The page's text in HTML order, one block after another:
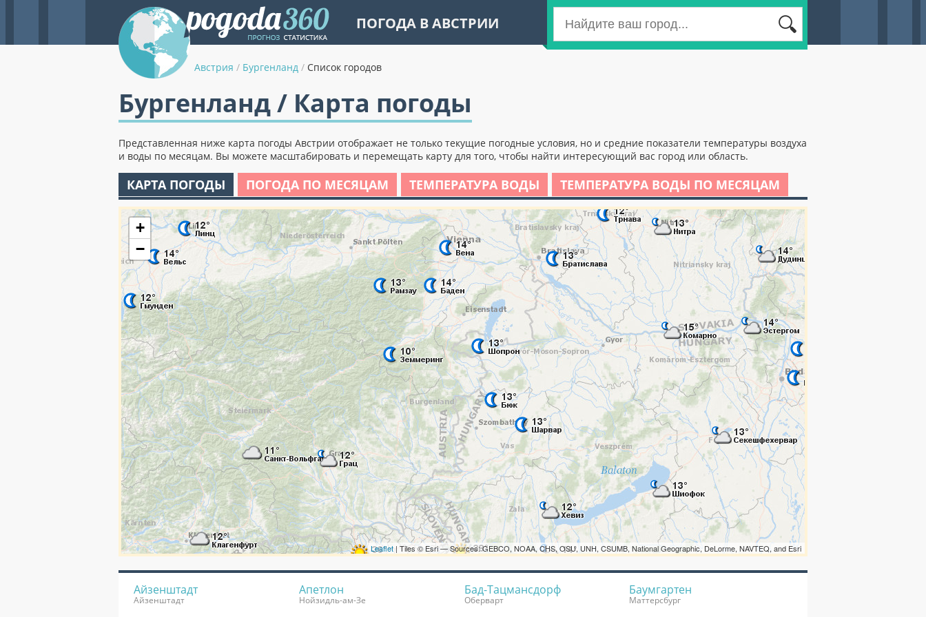
ПОГОДА В АВСТРИИ
Австрия / Бургенланд / Список городов
Бургенланд / Карта погоды
Представленная ниже карта погоды Австрии отображает не только текущие погодные условия, но и средние показатели температуры воздуха
и воды по месяцам. Вы можете масштабировать и перемещать карту для того, чтобы найти интересующий вас город или область.
КАРТА ПОГОДЫ ПОГОДА ПО МЕСЯЦАМ ТЕМПЕРАТУРА ВОДЫ ТЕМПЕРАТУРА ВОДЫ ПО МЕСЯЦАМ
Айзенштадт
Айзенштадт
Апетлон
Нойзидль-ам-Зе
Бад-Тацмансдорф
Оберварт
Баумгартен
Маттерсбург